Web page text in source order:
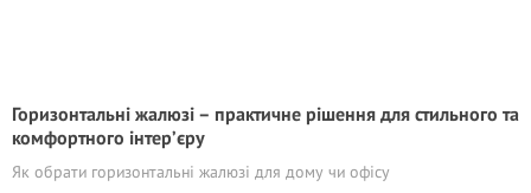
Горизонтальні жалюзі – практичне рішення для стильного та
комфортного інтер’єру
Як обрати горизонтальні жалюзі для дому чи офісу